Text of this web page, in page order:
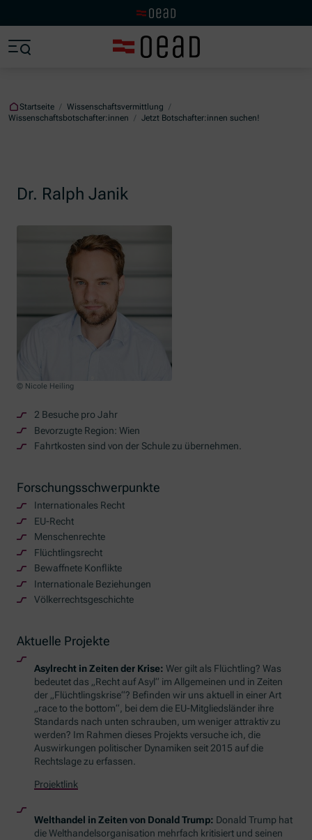
Startseite / Wissenschaftsvermittlung /
Wissenschaftsbotschafter:innen / Jetzt Botschafter:innen suchen!
Dr. Ralph Janik
© Nicole Heiling
2 Besuche pro Jahr
Bevorzugte Region: Wien
Fahrtkosten sind von der Schule zu übernehmen.
Forschungsschwerpunkte
Internationales Recht
EU-Recht
Menschenrechte
Flüchtlingsrecht
Bewaffnete Konflikte
Internationale Beziehungen
Völkerrechtsgeschichte
Aktuelle Projekte
Asylrecht in Zeiten der Krise: Wer gilt als Flüchtling? Was
bedeutet das „Recht auf Asyl“ im Allgemeinen und in Zeiten
der „Flüchtlingskrise“? Befinden wir uns aktuell in einer Art
„race to the bottom“, bei dem die EU-Mitgliedsländer ihre
Standards nach unten schrauben, um weniger attraktiv zu
werden? Im Rahmen dieses Projekts versuche ich, die
Auswirkungen politischer Dynamiken seit 2015 auf die
Rechtslage zu erfassen.
Projektlink
Welthandel in Zeiten von Donald Trump: Donald Trump hat
die Welthandelsorganisation mehrfach kritisiert und seinen